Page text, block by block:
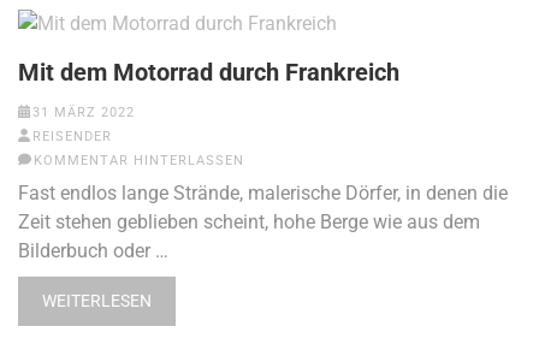
Mit dem Motorrad durch Frankreich
31 MÄRZ 2022
REISENDER
KOMMENTAR HINTERLASSEN
Fast endlos lange Strände, malerische Dörfer, in denen die
Zeit stehen geblieben scheint, hohe Berge wie aus dem
Bilderbuch oder …
WEITERLESEN